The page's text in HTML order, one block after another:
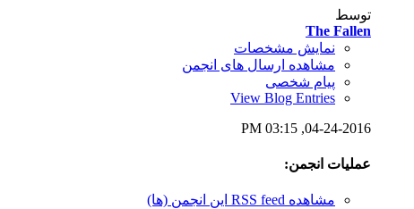
توسط
The Fallen
نمایش مشخصات
مشاهده ارسال های انجمن
پیام شخصی
View Blog Entries
04-24-2016,
03:15 PM
عملیات انجمن:
مشاهده RSS feed این انجمن (ها)